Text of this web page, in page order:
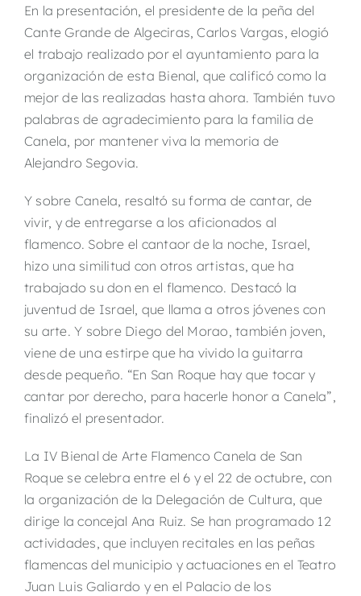
En la presentación, el presidente de la peña del
Cante Grande de Algeciras, Carlos Vargas, elogió
el trabajo realizado por el ayuntamiento para la
organización de esta Bienal, que calificó como la
mejor de las realizadas hasta ahora. También tuvo
palabras de agradecimiento para la familia de
Canela, por mantener viva la memoria de
Alejandro Segovia.
Y sobre Canela, resaltó su forma de cantar, de
vivir, y de entregarse a los aficionados al
flamenco. Sobre el cantaor de la noche, Israel,
hizo una similitud con otros artistas, que ha
trabajado su don en el flamenco. Destacó la
juventud de Israel, que llama a otros jóvenes con
su arte. Y sobre Diego del Morao, también joven,
viene de una estirpe que ha vivido la guitarra
desde pequeño. “En San Roque hay que tocar y
cantar por derecho, para hacerle honor a Canela”,
finalizó el presentador.
La IV Bienal de Arte Flamenco Canela de San
Roque se celebra entre el 6 y el 22 de octubre, con
la organización de la Delegación de Cultura, que
dirige la concejal Ana Ruiz. Se han programado 12
actividades, que incluyen recitales en las peñas
flamencas del municipio y actuaciones en el Teatro
Juan Luis Galiardo y en el Palacio de los